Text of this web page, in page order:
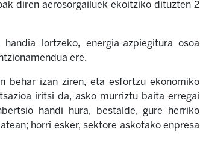
diren aerosorgailuek ekoitziko dituzten 2
lortzeko, energia-azpiegitura osoa
ere.
behar izan ziren, eta esfortzu ekonomiko
iritsi da, asko murriztu baita erregai
handi hura, bestalde, gure herriko
horri esker, sektore askotako enpresa